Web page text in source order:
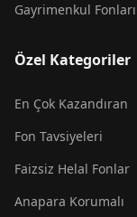
Gayrimenkul Fonları
Özel Kategoriler
En Çok Kazandıran
Fon Tavsiyeleri
Faizsiz Helal Fonlar
Anapara Korumalı